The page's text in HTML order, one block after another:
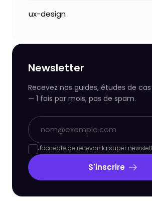
ux-design
Newsletter
Recevez nos guides, études de
— 1 fois par mois, pas de spam.
J'accepte de recevoir la super
S'inscrire